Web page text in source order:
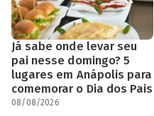
Já sabe onde levar seu
pai nesse domingo? 5
lugares em Anápolis para
comemorar o Dia dos Pais
08/08/2026